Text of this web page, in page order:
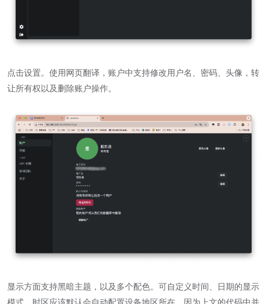
点击设置。使用网页翻译，账户中支持修改用户名、密码、头像，转
让所有权以及删除账户操作。
显示方面支持黑暗主题，以及多个配色。可自定义时间、日期的显示
模式。时区应该默认会自动配置设备地区所在，因为上文的代码中并